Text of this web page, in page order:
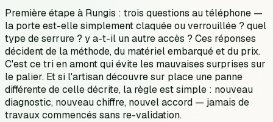
Première étape à Rungis : trois questions au téléphone —
la porte est-elle simplement claquée ou verrouillée ? quel
type de serrure ? y a-t-il un autre accès ? Ces réponses
décident de la méthode, du matériel embarqué et du prix.
C'est ce tri en amont qui évite les mauvaises surprises sur
le palier. Et si l'artisan découvre sur place une panne
différente de celle décrite, la règle est simple : nouveau
diagnostic, nouveau chiffre, nouvel accord — jamais de
travaux commencés sans re-validation.